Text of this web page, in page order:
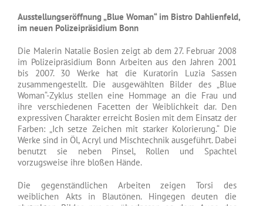
Ausstellungseröffnung „Blue Woman“ im Bistro Dahlienfeld,
im neuen Polizeipräsidium Bonn
Die Malerin Natalie Bosien zeigt ab dem 27. Februar 2008
im Polizeipräsidium Bonn Arbeiten aus den Jahren 2001
bis 2007. 30 Werke hat die Kuratorin Luzia Sassen
zusammengestellt. Die ausgewählten Bilder des „Blue
Woman“-Zyklus stellen eine Hommage an die Frau und
ihre verschiedenen Facetten der Weiblichkeit dar. Den
expressiven Charakter erreicht Bosien mit dem Einsatz der
Farben: „Ich setze Zeichen mit starker Kolorierung.“ Die
Werke sind in Öl, Acryl und Mischtechnik ausgeführt. Dabei
benutzt sie neben Pinsel, Rollen und Spachtel
vorzugsweise ihre bloßen Hände.
Die gegenständlichen Arbeiten zeigen Torsi des
weiblichen Akts in Blautönen. Hingegen deuten die